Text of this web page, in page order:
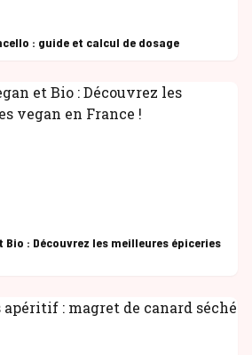
: guide et calcul de dosage
: Découvrez les meilleures épiceries